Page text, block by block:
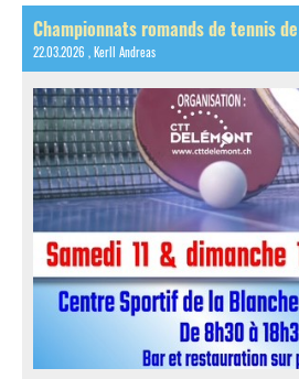
Championnats romands de tennis
22.03.2026 , Kerll Andreas